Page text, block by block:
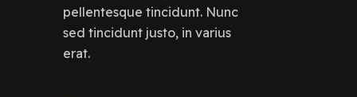
pellentesque tincidunt. Nunc
sed tincidunt justo, in varius
erat.